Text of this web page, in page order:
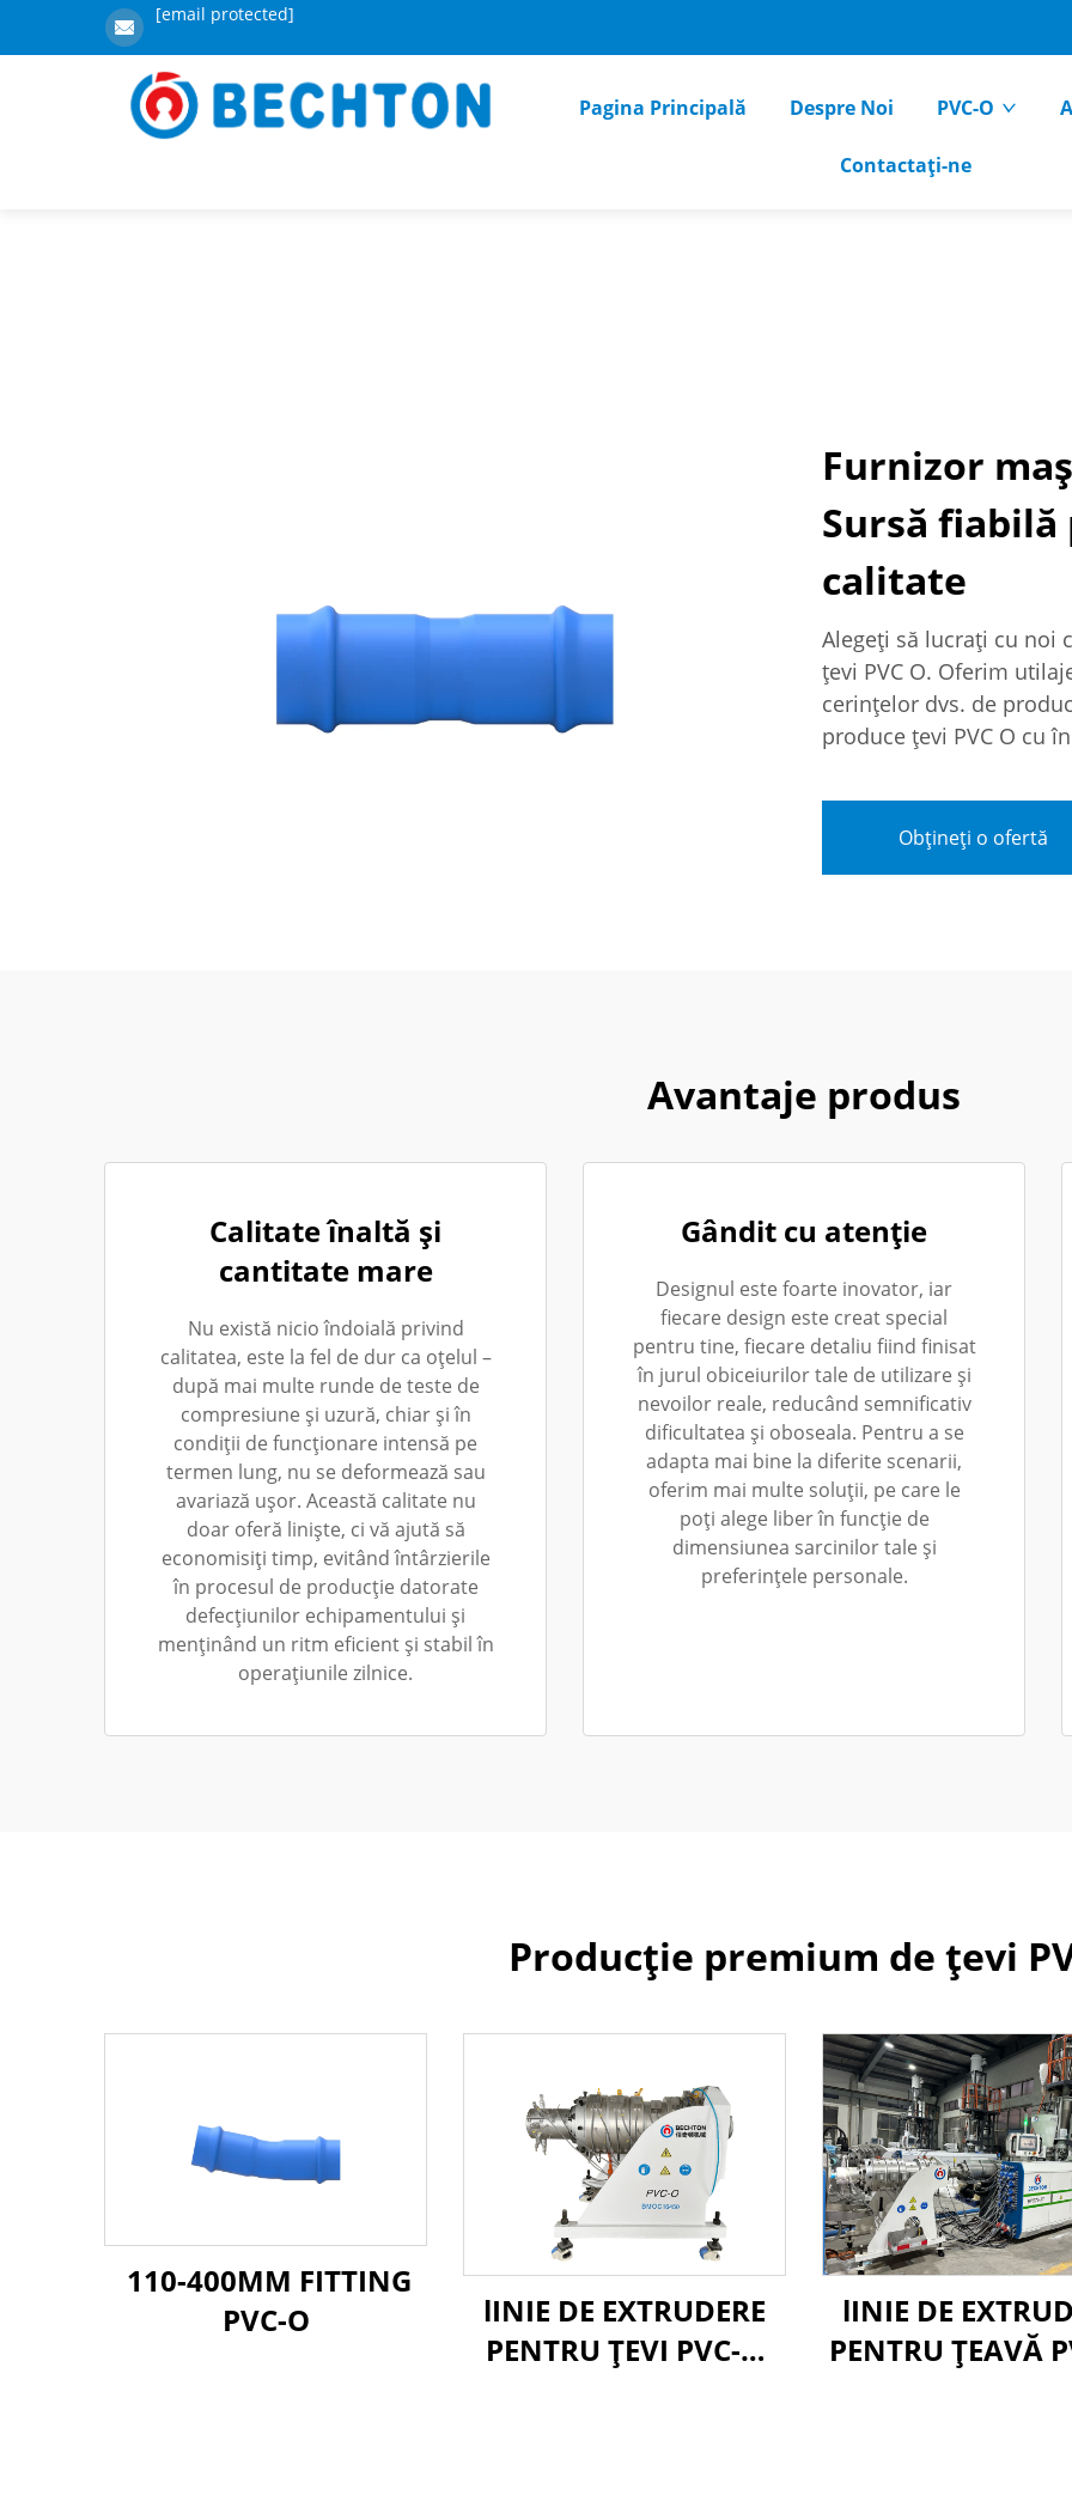
[email protected]
Pagina Principală Despre Noi PVC-O
Contactați-ne
Furnizor
Sursă
calitate
Alegeți să lucrați cu noi
țevi PVC O. Oferim
cerințelor dvs. de
produce țevi PVC O cu
Obțineți o ofertă
Avantaje produs
Calitate înaltă și
cantitate mare
Nu există nicio îndoială privind
calitatea, este la fel de dur ca oțelul –
după mai multe runde de teste de
compresiune și uzură, chiar și în
condiții de funcționare intensă pe
termen lung, nu se deformează sau
avariază ușor. Această calitate nu
doar oferă liniște, ci vă ajută să
economisiți timp, evitând întârzierile
în procesul de producție datorate
defecțiunilor echipamentului și
menținând un ritm eficient și stabil în
operațiunile zilnice.
Gândit cu atenție
Designul este foarte inovator, iar
fiecare design este creat special
pentru tine, fiecare detaliu fiind finisat
în jurul obiceiurilor tale de utilizare și
nevoilor reale, reducând semnificativ
dificultatea și oboseala. Pentru a se
adapta mai bine la diferite scenarii,
oferim mai multe soluții, pe care le
poți alege liber în funcție de
dimensiunea sarcinilor tale și
preferințele personale.
Producție premium de țevi
110-400MM FITTING
PVC-O
lINIE DE EXTRUDERE
PENTRU ȚEVI PVC-O
lINIE DE
PENTRU ȚEAVĂ